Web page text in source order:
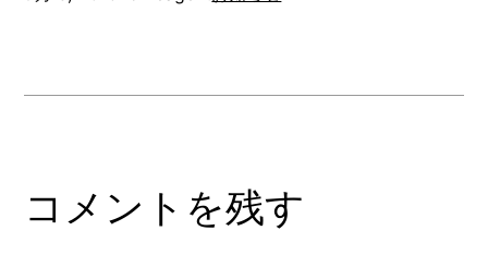
コメントを残す